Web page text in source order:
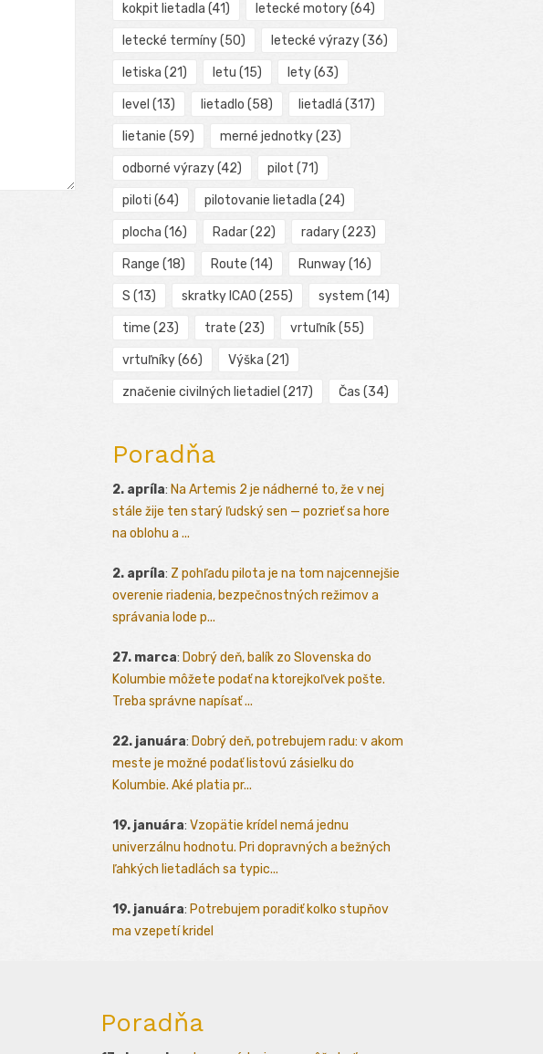
kokpit lietadla (41) letecké motory(64)
letecké termíny(50) letecké výrazy(36)
letiska (21) letu (15) lety(63)
level (13) lietadlo (58) lietadlá (317)
lietanie (59) merné jednotky(23)
odborné výrazy(42) pilot (71)
piloti (64) pilotovanie lietadla (24)
plocha (16) Radar(22) radary(223)
Range (18) Route (14) Runway(16)
S (13) skratky ICAO (255) system (14)
time (23) trate (23) vrtuľník(55)
vrtuľníky(66) Výška (21)
značenie civilných lietadiel (217) Čas (34)
Poradňa
2. apríla: Na Artemis 2 je nádherné to, že v nej
stále žije ten starý ľudský sen — pozrieť sa hore
na oblohu a ...
2. apríla: Z pohľadu pilota je na tom najcennejšie
overenie riadenia, bezpečnostných režimov a
správania lode p...
27. marca: Dobrý deň, balík zo Slovenska do
Kolumbie môžete podať na ktorejkoľvek pošte.
Treba správne napísať ...
22. januára: Dobrý deň, potrebujem radu: v akom
meste je možné podať listovú zásielku do
Kolumbie. Aké platia pr...
19. januára: Vzopätie krídel nemá jednu
univerzálnu hodnotu. Pri dopravných a bežných
ľahkých lietadlách sa typic...
19. januára: Potrebujem poradiť kolko stupňov
ma vzepetí kridel
Poradňa